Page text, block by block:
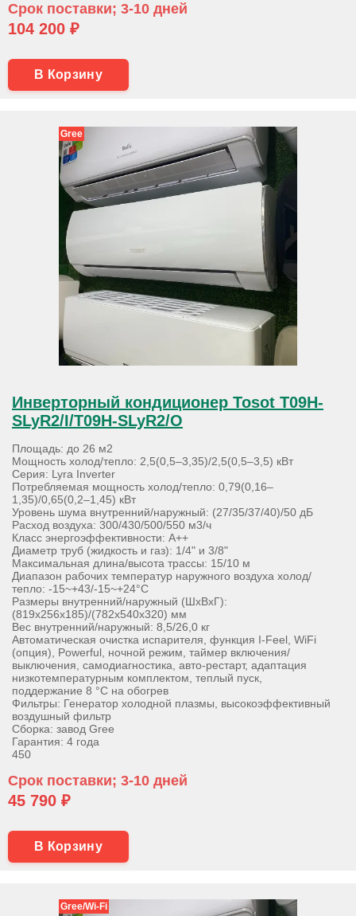
Срок поставки; 3-10 дней
104 200 ₽
В Корзину
Gree
Инверторный кондиционер Tosot T09H-
SLyR2/I/T09H-SLyR2/O
Площадь: до 26 м2
Мощность холод/тепло: 2,5(0,5–3,35)/2,5(0,5–3,5) кВт
Серия: Lyra Inverter
Потребляемая мощность холод/тепло: 0,79(0,16–
1,35)/0,65(0,2–1,45) кВт
Уровень шума внутренний/наружный: (27/35/37/40)/50 дБ
Расход воздуха: 300/430/500/550 м3/ч
Класс энергоэффективности: А++
Диаметр труб (жидкость и газ): 1/4" и 3/8"
Максимальная длина/высота трассы: 15/10 м
Диапазон рабочих температур наружного воздуха холод/
тепло: -15~+43/-15~+24°С
Размеры внутренний/наружный (ШхВхГ):
(819х256х185)/(782х540х320) мм
Вес внутренний/наружный: 8,5/26,0 кг
Автоматическая очистка испарителя, функция I-Feel, WiFi
(опция), Powerful, ночной режим, таймер включения/
выключения, самодиагностика, авто-рестарт, адаптация
низкотемпературным комплектом, теплый пуск,
поддержание 8 °С на обогрев
Фильтры: Генератор холодной плазмы, высокоэффективный
воздушный фильтр
Сборка: завод Gree
Гарантия: 4 года
450
Срок поставки; 3-10 дней
45 790 ₽
В Корзину
Gree/Wi-Fi